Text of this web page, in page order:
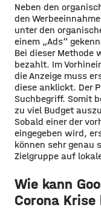
Neben den
den
unter den
einem „Ads“
Bei dieser Methode
bezahlt. Im
die Anzeige muss
diese anklickt. Der
Suchbegriff. Somit
zu viel Budget
Sobald einer der
eingegeben wird,
können sehr genau
Zielgruppe auf
Wie kann
Corona Krise